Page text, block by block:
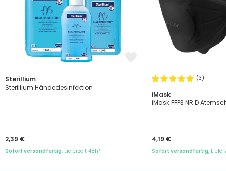
Sterillium
Sterillium Händedesinfektion
2,39 €
Sofort versandfertig, Lieferzeit 48h*
(3)
iMask
iMask FFP3 NR D
4,19 €
Sofort versandfertig,